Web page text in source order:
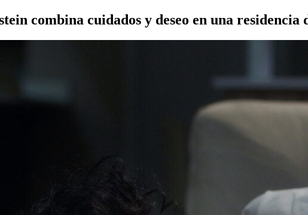
combina cuidados y deseo en una residencia